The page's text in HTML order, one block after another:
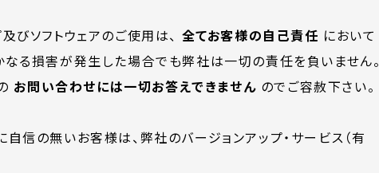
びソフトウェアのご使用は、 全てお客様の自己責任 において
る損害が発生した場合でも弊社は一切の責任を負いません。
お問い合わせには一切お答えできません のでご容赦下さい。
信の無いお客様は、弊社のバージョンアップ・サービス（有